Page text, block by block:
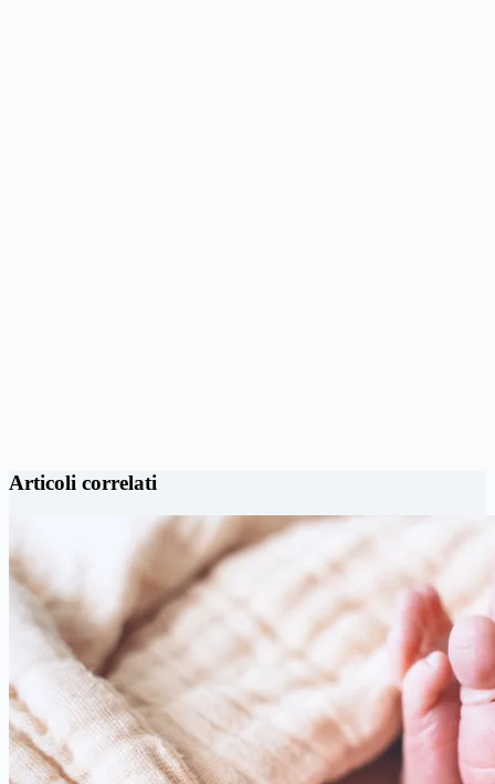
Articoli correlati